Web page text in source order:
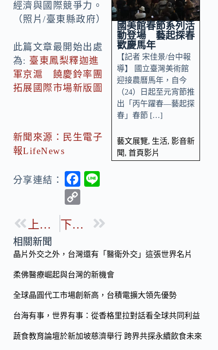
經濟與國際競爭力。
（照片/臺東縣政府）
此篇文章最開始出處
為: 臺東鳳梨釋迦進
軍京滬 饒慶鈴率團
拓展國際市場新版圖
新聞來源：民生電子
報LifeNews
分享連結：
F
b
o
k
p
Li
n
k
上一篇 下一篇
國美館春節系列活
動登場 藝起探春
歡慶馬年
【記者 宋佳景/台中報
導】 國立臺灣美術館
迎接農曆馬年，自今
（24）日起至元宵節推
出「丙午躍春—藝起探
春」春節 […]
藝文展覽, 生活, 影音新
聞, 首頁影片
相關新聞
晶片外交之外，台灣還有「醫衛外交」這張世界名片
柔佛醫療崛起與台灣的新機會
全球晶圓代工市場創新高，台積電擴大領先優勢
台海有事，世界有事：從香格里拉對話看全球共同利益
蔬食教育論壇於新加坡慈濟舉行 跨界共探永續飲食未來